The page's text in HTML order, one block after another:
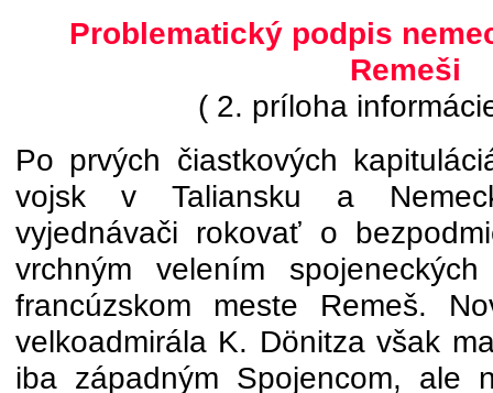
Problematický podpis
Remeši
( 2. príloha
Po prvých čiastkových
vojsk v Taliansku a
vyjednávači rokovať o
vrchným velením
francúzskom meste Remeš.
velkoadmirála K. Dönitza však
iba západným Spojencom, ale